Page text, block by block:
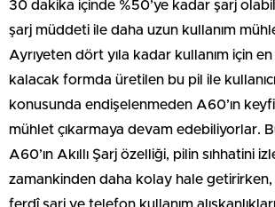
30 dakika içinde %50’ye kadar şarj
şarj müddeti ile daha uzun kullanım
Ayrıyeten dört yıla kadar kullanım için
kalacak formda üretilen bu pil ile
konusunda endişelenmeden A60’ın
mühlet çıkarmaya devam edebiliyorlar.
A60’ın Akıllı Şarj özelliği, pilin sıhhatini
zamankinden daha kolay hale getirirken,